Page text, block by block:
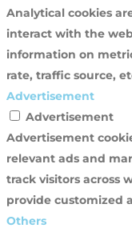
Analytical cookies
interact with the
information on
rate, traffic source,
Advertisement
Advertisement
Advertisement
relevant ads and
track visitors across
provide customized
Others